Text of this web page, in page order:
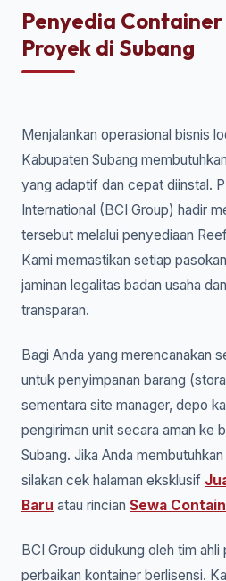
Penyedia
Proyek di Subang
Menjalankan operasional bisnis
Kabupaten Subang
yang adaptif dan cepat diinstal.
International (BCI Group) hadir
tersebut melalui penyediaan
Kami memastikan setiap
jaminan legalitas badan usaha
transparan.
Bagi Anda yang merencanakan
untuk penyimpanan barang
sementara site manager, depo
pengiriman unit secara aman ke
Subang. Jika Anda
silakan cek halaman eksklusif
Baru atau rincian Sewa
BCI Group didukung oleh tim ahli
perbaikan kontainer berlisensi.